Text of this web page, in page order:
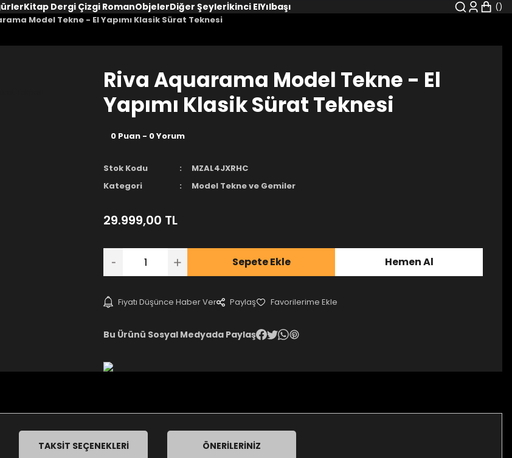
Kitap Dergi Çizgi RomanObjelerDiğer Şeylerİkinci ElYılbaşı
Model Tekne - El Yapımı Klasik Sürat Teknesi
Riva Aquarama Model Tekne - El
Yapımı Klasik Sürat Teknesi
0 Puan - 0 Yorum
Stok Kodu
MZAL4JXRHC
Kategori
Model Tekne ve Gemiler
29.999,00 TL
Sepete Ekle Hemen Al
Fiyatı Düşünce Haber Ver Paylaş
Bu Ürünü Sosyal Medyada Paylaş
TAKSIT SEÇENEKLERI ÖNERILERINIZ